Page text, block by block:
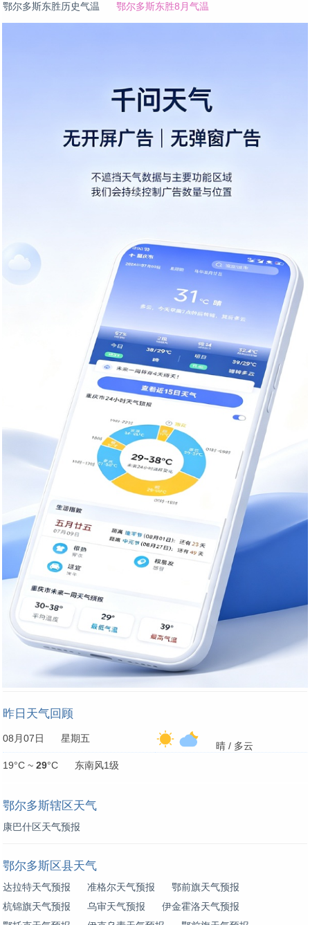
鄂尔多斯东胜历史气温 鄂尔多斯东胜8月气温
昨日天气回顾
08月07日 星期五
晴 / 多云
19°C ~ 29°C 东南风1级
鄂尔多斯辖区天气
康巴什区天气预报
鄂尔多斯区县天气
达拉特天气预报 准格尔天气预报
鄂前旗天气预报
杭锦旗天气预报
乌审天气预报
伊金霍洛天气预报